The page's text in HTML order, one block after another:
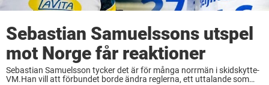
Sebastian Samuelssons utspel
mot Norge får reaktioner
Sebastian Samuelsson tycker det är för många norrmän i skidskytte-
VM.Han vill att förbundet borde ändra reglerna, ett uttalande som